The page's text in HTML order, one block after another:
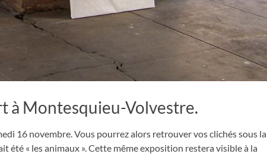
à Montesquieu-Volvestre.
16 novembre. Vous pourrez alors retrouver vos clichés sous la
été « les animaux ». Cette même exposition restera visible à la